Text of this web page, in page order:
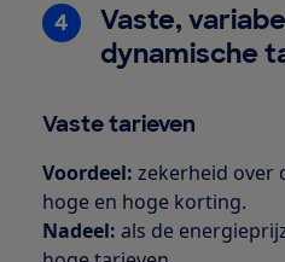
4
Vaste,
dynamische
Vaste tarieven
Voordeel: zekerheid over
hoge en hoge korting.
Nadeel: als de